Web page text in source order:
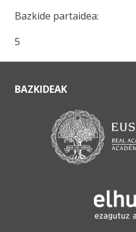
Bazkide partaidea:
5
BAZKIDEAK